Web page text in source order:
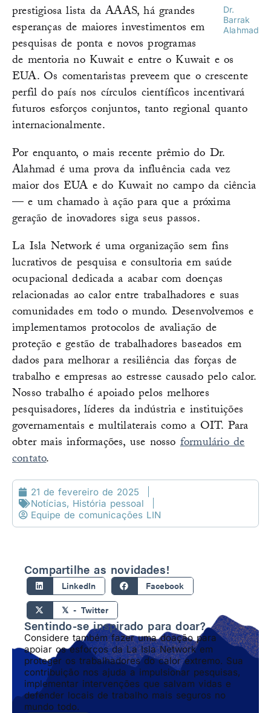
Dr.
Barrak
Alahmad
prestigiosa lista da AAAS, há grandes
esperanças de maiores investimentos em
pesquisas de ponta e novos programas
de mentoria no Kuwait e entre o Kuwait e os
EUA. Os comentaristas preveem que o crescente
perfil do país nos círculos científicos incentivará
futuros esforços conjuntos, tanto regional quanto
internacionalmente.
Por enquanto, o mais recente prêmio do Dr.
Alahmad é uma prova da influência cada vez
maior dos EUA e do Kuwait no campo da ciência
— e um chamado à ação para que a próxima
geração de inovadores siga seus passos.
La Isla Network é uma organização sem fins
lucrativos de pesquisa e consultoria em saúde
ocupacional dedicada a acabar com doenças
relacionadas ao calor entre trabalhadores e suas
comunidades em todo o mundo. Desenvolvemos e
implementamos protocolos de avaliação de
proteção e gestão de trabalhadores baseados em
dados para melhorar a resiliência das forças de
trabalho e empresas ao estresse causado pelo calor.
Nosso trabalho é apoiado pelos melhores
pesquisadores, líderes da indústria e instituições
governamentais e multilaterais como a OIT. Para
obter mais informações, use nossoformulário de
contato.
21 de fevereiro de 2025
Notícias, História pessoal
Equipe de comunicações LIN
Compartilhe as novidades!
LinkedIn Facebook
𝕏 - Twitter
Sentindo-se inspirado para doar?
Considere também fazer uma doação para
apoiar os esforços da La Isla Network em
proteger os trabalhadores do calor extremo. Sua
contribuição nos ajuda a impulsionar pesquisas,
implementar intervenções que salvam vidas e
defender locais de trabalho mais seguros no
mundo todo.